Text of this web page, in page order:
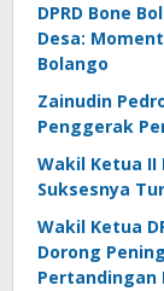
DPRD Bone
Desa:
Bolango
Zainudin
Penggerak
Wakil Ketua II
Suksesnya
Wakil Ketua
Dorong
Pertandingan